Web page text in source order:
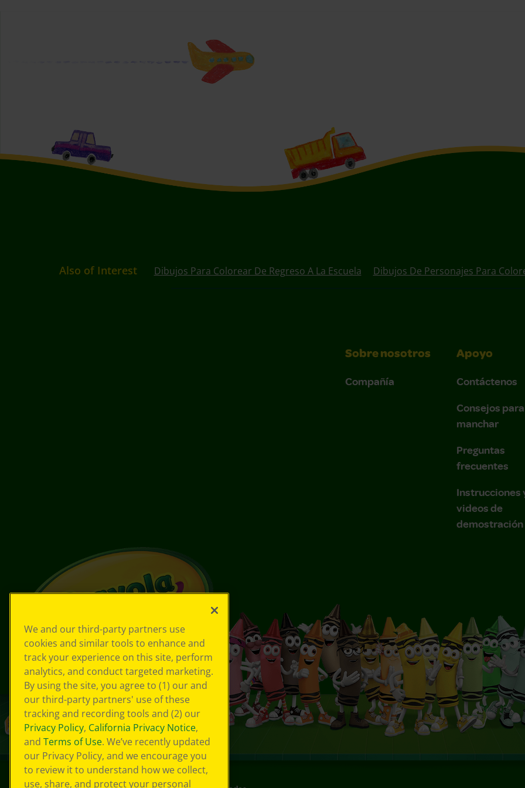
Also of Interest Dibujos Para Colorear De Regreso A La Escuela Dibujos De Personajes Para
Sobre nosotros
Compañía
Apoyo
Contáctenos
Consejos para
manchar
Preguntas
frecuentes
Instrucciones
videos de
demostración
We and our third-party partners use
cookies and similar tools to enhance and
track your experience on this site, perform
analytics, and conduct targeted marketing.
By using the site, you agree to (1) our and
our third-party partners' use of these
tracking and recording tools and (2) our
Privacy Policy, California Privacy Notice,
and Terms of Use. We’ve recently updated
our Privacy Policy, and we encourage you
to review it to understand how we collect,
use, share, and protect your personal